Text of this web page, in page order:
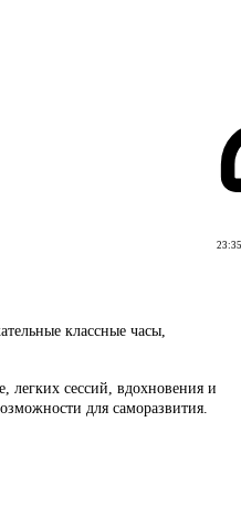
23:35
классные часы,
легких сессий, вдохновения и
для саморазвития.